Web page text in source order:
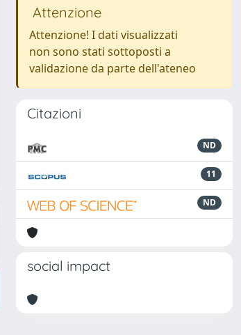
Attenzione
Attenzione! I dati visualizzati
non sono stati sottoposti a
validazione da parte dell'ateneo
Citazioni
ND
11
ND
social impact